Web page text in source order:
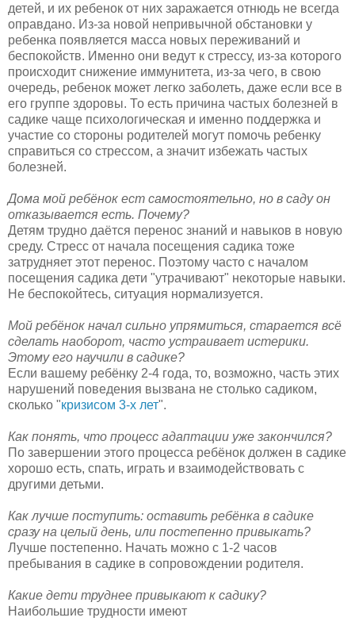
детей, и их ребенок от них заражается отнюдь не всегда
оправдано. Из-за новой непривычной обстановки у
ребенка появляется масса новых переживаний и
беспокойств. Именно они ведут к стрессу, из-за которого
происходит снижение иммунитета, из-за чего, в свою
очередь, ребенок может легко заболеть, даже если все в
его группе здоровы. То есть причина частых болезней в
садике чаще психологическая и именно поддержка и
участие со стороны родителей могут помочь ребенку
справиться со стрессом, а значит избежать частых
болезней.
Дома мой ребёнок ест самостоятельно, но в саду он
отказывается есть. Почему?
Детям трудно даётся перенос знаний и навыков в новую
среду. Стресс от начала посещения садика тоже
затрудняет этот перенос. Поэтому часто с началом
посещения садика дети "утрачивают" некоторые навыки.
Не беспокойтесь, ситуация нормализуется.
Мой ребёнок начал сильно упрямиться, старается всё
сделать наоборот, часто устраивает истерики.
Этому его научили в садике?
Если вашему ребёнку 2-4 года, то, возможно, часть этих
нарушений поведения вызвана не столько садиком,
сколько "кризисом 3-х лет".
Как понять, что процесс адаптации уже закончился?
По завершении этого процесса ребёнок должен в садике
хорошо есть, спать, играть и взаимодействовать с
другими детьми.
Как лучше поступить: оставить ребёнка в садике
сразу на целый день, или постепенно привыкать?
Лучше постепенно. Начать можно с 1-2 часов
пребывания в садике в сопровождении родителя.
Какие дети труднее привыкают к садику?
Наибольшие трудности имеют